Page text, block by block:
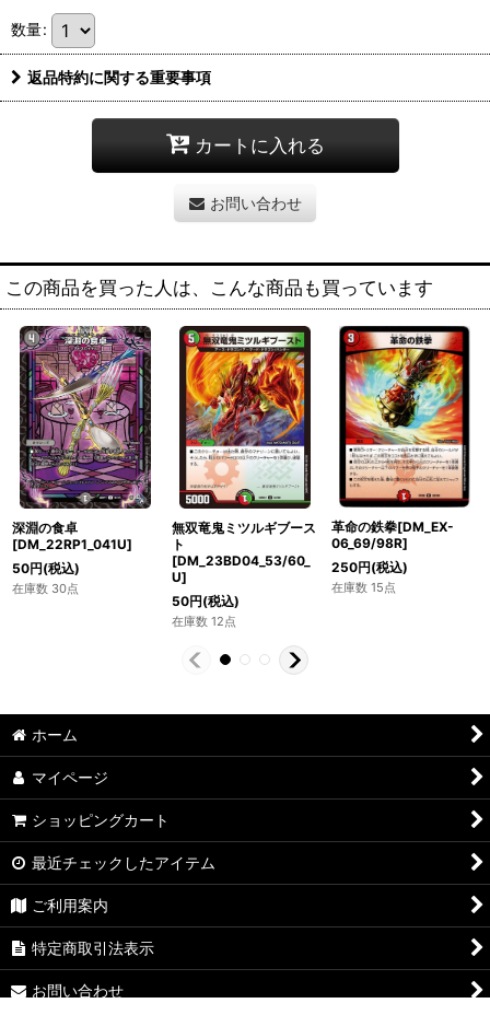
数量:
返品特約に関する重要事項
カートに入れる
お問い合わせ
この商品を買った人は、こんな商品も買っています
深淵の食卓
[DM_22RP1_041U]
50円(税込)
在庫数 30点
無双竜鬼ミツルギブース
ト
[DM_23BD04_53/60_
U]
50円(税込)
在庫数 12点
革命の鉄拳[DM_EX-
06_69/98R]
250円(税込)
在庫数 15点
ホーム
マイページ
ショッピングカート
最近チェックしたアイテム
ご利用案内
特定商取引法表示
お問い合わせ